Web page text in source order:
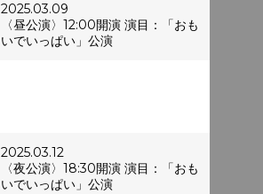
2025.03.09
〈昼公演〉12:00開演 演目：「おも
いでいっぱい」公演
2025.03.12
〈夜公演〉18:30開演 演目：「おも
いでいっぱい」公演